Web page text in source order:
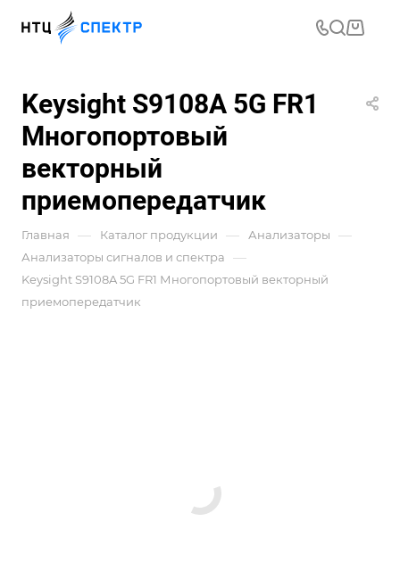
Keysight S9108A ​​5G FR1
Многопортовый
векторный
приемопередатчик
Главная — Каталог продукции — Анализаторы —
Анализаторы сигналов и спектра —
Keysight S9108A ​​5G FR1 Многопортовый векторный
приемопередатчик